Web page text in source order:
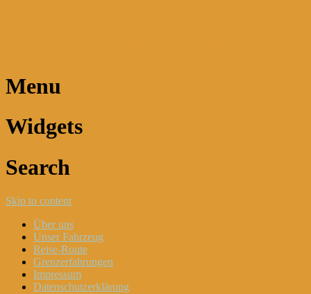
Menu
Widgets
Search
Skip to content
Über uns
Unser Fahrzeug
Reise-Route
Grenzerfahrungen
Impressum
Datenschutzerklärung